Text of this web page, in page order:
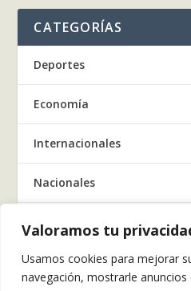
Valoramos tu
Usamos cookies para mejorar
navegación, mostrarle
CATEGORÍAS
Deportes
Economía
Internacionales
Nacionales
Regionales
Salud